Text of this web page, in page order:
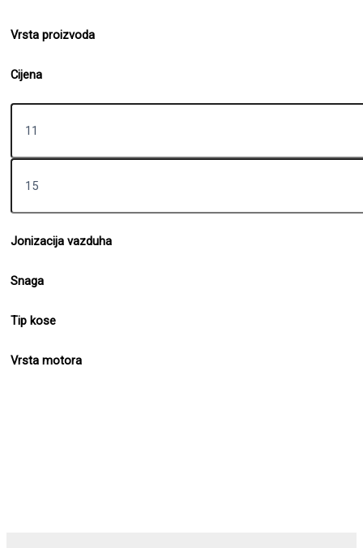
Vrsta proizvoda
Cijena
Jonizacija vazduha
Snaga
Tip kose
Vrsta motora